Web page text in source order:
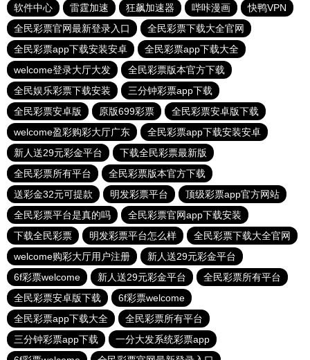
软件中心
雷霆加速 狂飙加速器 哔咔漫画
快鸭VPN
全民彩票官网最新登录入口
全民彩票下载大全官网
全民彩票app下载安装安卓
全民彩票app下载大全
welcome登录大厅大发
全民彩票版本官方下载
全民娱乐彩票下载安装
三分钟彩票app下载
全民彩票安卓版
原版699彩票
全民彩票安卓版下载
welcome盈彩购彩大厅广东
全民彩票app下载安装安卓
新人送29元彩金平台
下载全民彩票最新版
全民彩票所有平台
全民彩票版本官方下载
送彩金32元可提款
明发彩票平台
顶级彩票app官方网站
全民彩票平台是真的吗
全民彩票官网app下载安装
下载全民彩票
明发彩票平台怎么样
全民彩票下载大全官网
welcome购彩大厅用户注册
新人送29元彩金平台
6f彩票welcome
新人送29元彩金平台
全民彩票所有平台
全民彩票安卓版下载
6f彩票welcome
全民彩票app下载大全
全民彩票所有平台
三分钟彩票app下载
一分大发系统彩票app